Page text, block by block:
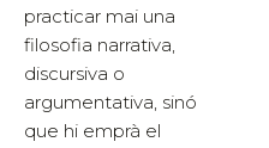
practicar mai una
filosofia narrativa,
discursiva o
argumentativa, sinó
que hi emprà el